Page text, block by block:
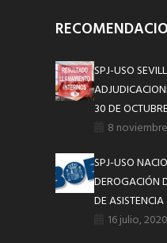
SPJ-USO
30 DE
8
SPJ-USO
DEROGACIÓN
DE ASISTENCIA
16 julio, 2020